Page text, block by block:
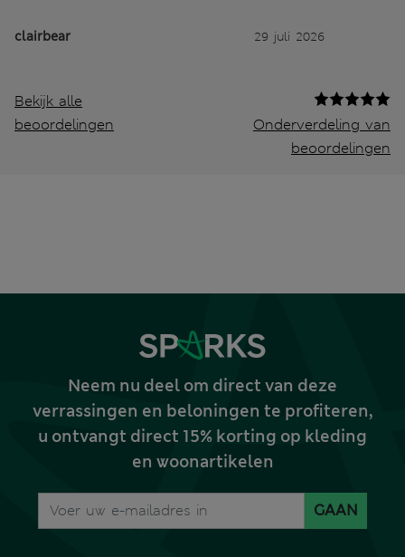
clairbear 29 juli 2026
Bekijk alle
beoordelingen
Onderverdeling van
beoordelingen
Neem nu deel om direct van deze
verrassingen en beloningen te profiteren,
u ontvangt direct 15% korting op kleding
en woonartikelen
GAAN